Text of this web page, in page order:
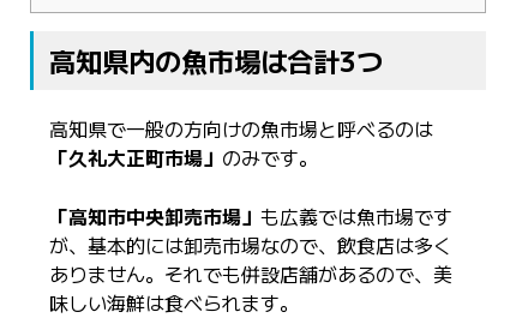
高知県内の魚市場は合計3つ
高知県で一般の方向けの魚市場と呼べるのは
「久礼大正町市場」 のみです。
「高知市中央卸売市場」 も広義では魚市場です
が、基本的には卸売市場なので、飲食店は多く
ありません。それでも併設店舗があるので、美
味しい海鮮は食べられます。